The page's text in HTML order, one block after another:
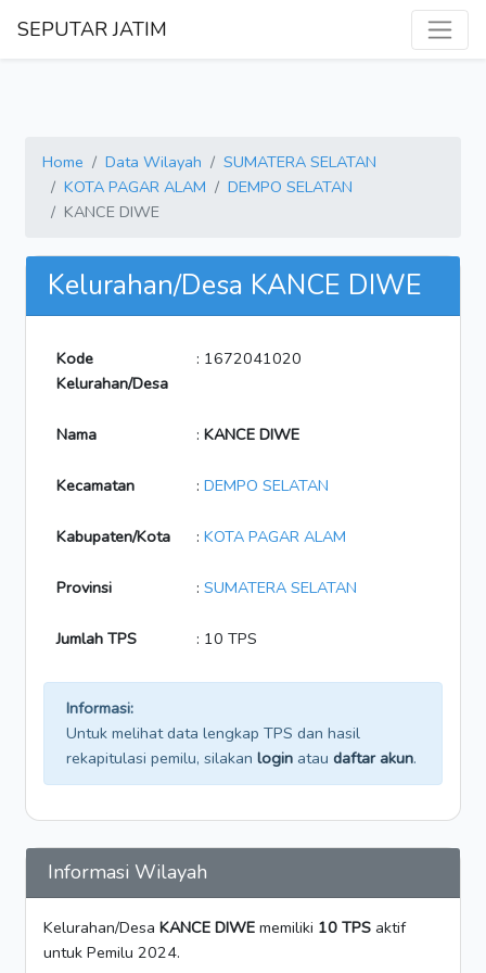
SEPUTAR JATIM
Home Data Wilayah
SUMATERA SELATAN
KOTA PAGAR ALAM
DEMPO SELATAN
KANCE DIWE
Kelurahan/Desa KANCE DIWE
Kode
Kelurahan/Desa
: 1672041020
Nama : KANCE DIWE
Kecamatan : DEMPO SELATAN
Kabupaten/Kota : KOTA PAGAR ALAM
Provinsi : SUMATERA SELATAN
Jumlah TPS : 10 TPS
Informasi:
Untuk melihat data lengkap TPS dan hasil
rekapitulasi pemilu, silakan login atau daftar akun.
Informasi Wilayah
Kelurahan/Desa KANCE DIWE memiliki 10 TPS aktif
untuk Pemilu 2024.